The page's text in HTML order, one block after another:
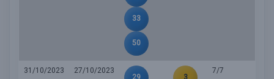
33
50
31/10/2023
27/10/2023
29
3
7/7